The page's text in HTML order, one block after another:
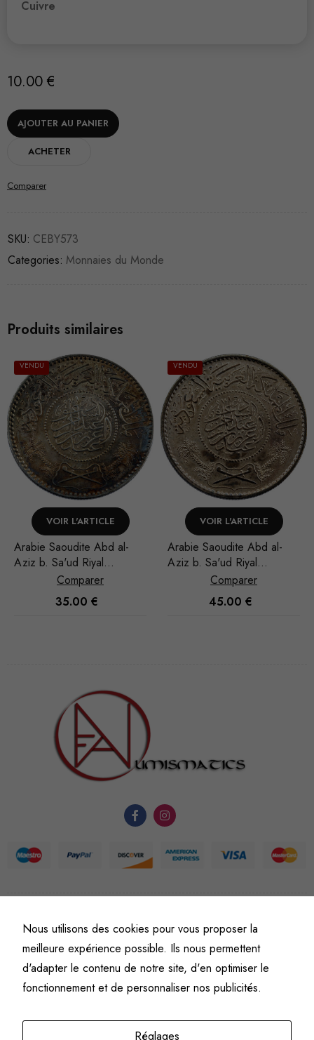
Cuivre
10.00 €
AJOUTER AU PANIER
ACHETER
Comparer
SKU: CEBY573
Categories: Monnaies du Monde
Produits similaires
VENDU
VOIR L'ARTICLE
Arabie Saoudite Abd al-
Aziz b. Sa'ud Riyal
1948/AH 1367
Comparer
45.00
VENDU
VOIR L'ARTICLE
Arabie Saoudite Abd al-
Aziz b. Sa'ud Riyal
1951/AH 1370
Comparer
40.00
©Fine art numismatics– Tous droits réservés.
Politique de confidentialitéConditions générales de vente et d’utilisation
Mentions légales
Nous utilisons des cookies pour vous proposer la
meilleure expérience possible. Ils nous permettent
d'adapter le contenu de notre site, d'en optimiser le
fonctionnement et de personnaliser nos publicités.
Réglages
du site Web.
nous
et la
structure du
site Web, en
fonction de
l'usage qu'il